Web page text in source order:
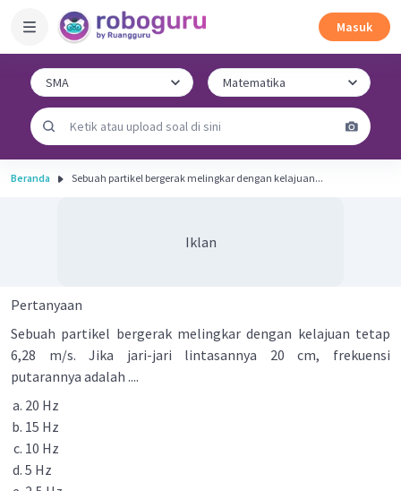
Masuk
Beranda Sebuah partikel bergerak melingkar dengan kelajuan...
Iklan
Pertanyaan
Sebuah partikel bergerak melingkar dengan kelajuan tetap
6,28 m/s. Jika jari-jari lintasannya 20 cm, frekuensi
putarannya adalah ....
20 Hz
15 Hz
10 Hz
5 Hz